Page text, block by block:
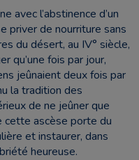
avec l’abstinence d’un
priver de nourriture sans
du désert, au IV° siècle,
qu’une fois par jour,
jeûnaient deux fois par
la tradition des
de ne jeûner que
cette ascèse porte du
et instaurer, dans
heureuse.